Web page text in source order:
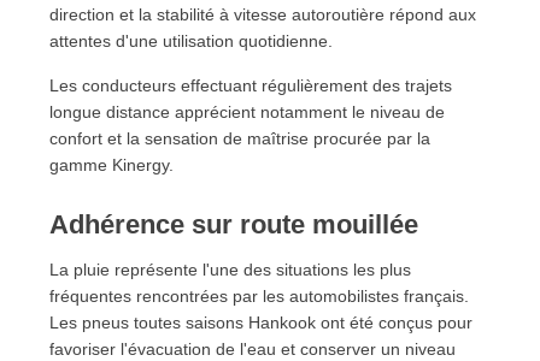
direction et la stabilité à vitesse autoroutière répond aux
attentes d'une utilisation quotidienne.
Les conducteurs effectuant régulièrement des trajets
longue distance apprécient notamment le niveau de
confort et la sensation de maîtrise procurée par la
gamme Kinergy.
Adhérence sur route mouillée
La pluie représente l'une des situations les plus
fréquentes rencontrées par les automobilistes français.
Les pneus toutes saisons Hankook ont été conçus pour
favoriser l'évacuation de l'eau et conserver un niveau